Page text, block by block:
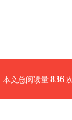
本文总阅读量 836